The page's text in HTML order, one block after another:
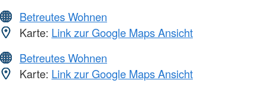
Betreutes Wohnen
Karte: Link zur Google Maps Ansicht
Betreutes Wohnen
Karte: Link zur Google Maps Ansicht